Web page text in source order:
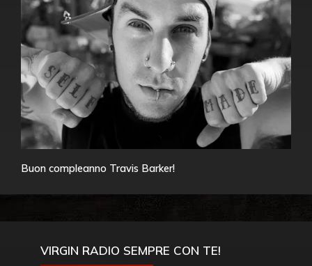
Buon compleanno Travis Barker!
VIRGIN RADIO SEMPRE CON TE!